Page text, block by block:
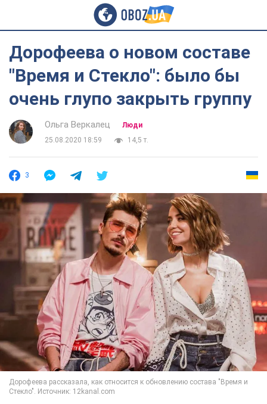
Дорофеева о новом составе
"Время и Стекло": было бы
очень глупо закрыть группу
Ольга Веркалец
Люди
25.08.2020 18:59
14,5 т.
3